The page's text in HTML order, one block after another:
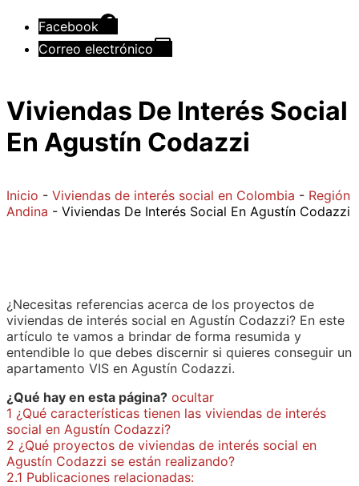
Facebook
Correo electrónico
Viviendas De Interés Social
En Agustín Codazzi
Inicio - Viviendas de interés social en Colombia - Región
Andina - Viviendas De Interés Social En Agustín Codazzi
¿Necesitas referencias acerca de los proyectos de
viviendas de interés social en Agustín Codazzi? En este
artículo te vamos a brindar de forma resumida y
entendible lo que debes discernir si quieres conseguir un
apartamento VIS en Agustín Codazzi.
¿Qué hay en esta página? ocultar
1 ¿Qué características tienen las viviendas de interés
social en Agustín Codazzi?
2 ¿Qué proyectos de viviendas de interés social en
Agustín Codazzi se están realizando?
2.1 Publicaciones relacionadas: